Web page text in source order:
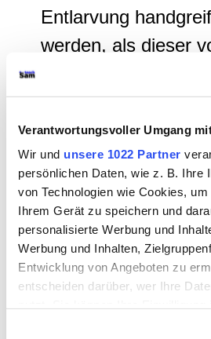
Verantwortungsvoller Umgang
Wir und unsere 1022 Partner
persönlichen Daten, wie z. B. Ihre
von Technologien wie Cookies,
Ihrem Gerät zu speichern und
personalisierte Werbung und
Werbung und Inhalten,
Entwicklung von Angeboten zu
entscheiden darüber, wer Ihre
Entlarvung
werden, als dieser
bei seinem
bei • Eveverloren
Perücke auf den
bekommt (11.
Die Beziehung von
Die beiden jungen
Leute,Eve ist
etwa 16 Jahre alt.